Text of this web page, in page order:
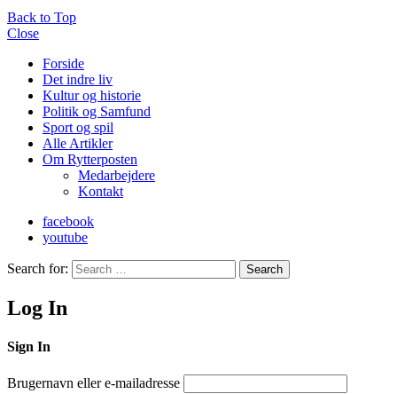
Back to Top
Close
Forside
Det indre liv
Kultur og historie
Politik og Samfund
Sport og spil
Alle Artikler
Om Rytterposten
Medarbejdere
Kontakt
facebook
youtube
Search for: Search
Log In
Sign In
Brugernavn eller e-mailadresse